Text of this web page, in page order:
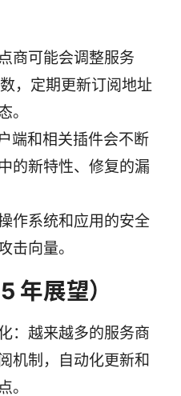
商可能会调整服务
，定期更新订阅地址
。
端和相关插件会不断
的新特性、修复的漏
作系统和应用的安全
击向量。
年展望）
：越来越多的服务商
机制，自动化更新和
。